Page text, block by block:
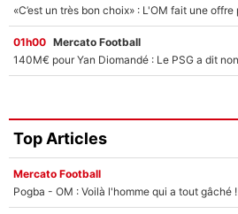
01h00 Mercato Football
Top Articles
Mercato Football
Pogba - OM : Voilà l'homme qui a tout gâché !